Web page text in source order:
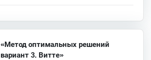
«Метод оптимальных решений
вариант 3. Витте»